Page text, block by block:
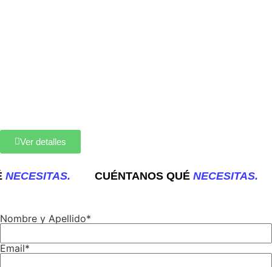
Ver detalles
CUÉNTANOS QUÉNECESITAS.
Nombre y Apellido*
Email*